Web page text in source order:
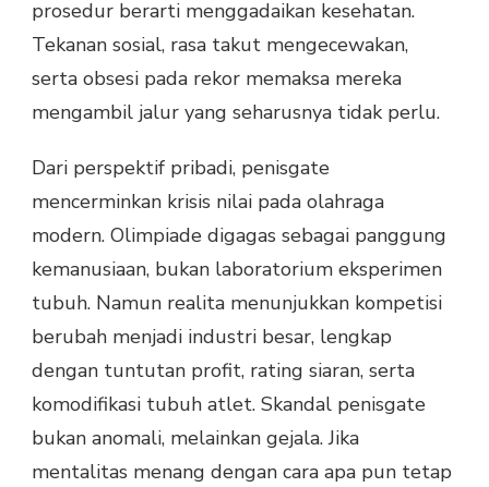
prosedur berarti menggadaikan kesehatan.
Tekanan sosial, rasa takut mengecewakan,
serta obsesi pada rekor memaksa mereka
mengambil jalur yang seharusnya tidak perlu.
Dari perspektif pribadi, penisgate
mencerminkan krisis nilai pada olahraga
modern. Olimpiade digagas sebagai panggung
kemanusiaan, bukan laboratorium eksperimen
tubuh. Namun realita menunjukkan kompetisi
berubah menjadi industri besar, lengkap
dengan tuntutan profit, rating siaran, serta
komodifikasi tubuh atlet. Skandal penisgate
bukan anomali, melainkan gejala. Jika
mentalitas menang dengan cara apa pun tetap